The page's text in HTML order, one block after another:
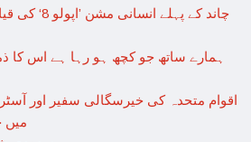
چاند کے پہلے
ہمارے ساتھ جو کچھ ہو رہا ہے اس کا
اقوام متحدہ کی خیرسگالی سفیر اور
میں